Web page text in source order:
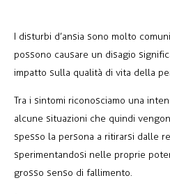
I disturbi d’ansia sono molto
possono causare un disagio
impatto sulla qualità di vita della
Tra i sintomi riconosciamo una
alcune situazioni che quindi
spesso la persona a ritirarsi dalle
sperimentandosi nelle proprie
grosso senso di fallimento.